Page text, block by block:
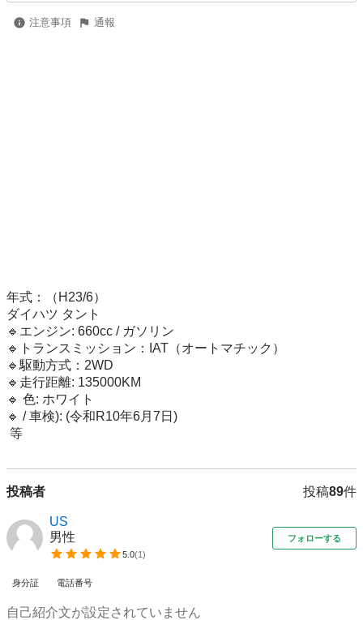
注意事項 通報
年式：（H23/6）
ダイハツ タント
🔹エンジン: 660cc / ガソリン
🔹トランスミッション：IAT（オートマチック）
🔹駆動方式：2WD
🔹走行距離: 135000KM
🔹 色: ホワイト
🔹 / 車検): (令和R10年6月7日)
等
投稿者 投稿89件
US
男性
5.0(1)
フォローする
身分証 電話番号
自己紹介文が設定されていません